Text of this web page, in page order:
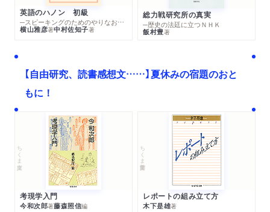
英語のハノン 初級
─スピーキングのためのやりなおし英文法スーパードリル
横山雅彦著中村佐知子著
総力戦研究所の真実
─歴史の法廷に立つＮＨＫ
飯村豊著
【自由研究、読書感想文……】夏休みの宿題のおと
もに！
ちくま文庫
考現学入門
今和次郎著藤森照信編
ちくま学芸文庫
レポートの組み立て方
木下是雄著